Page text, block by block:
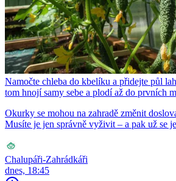
Namočte chleba do kbelíku a přidejte půl
tom hnojí samy sebe a plodí až do prvních
Okurky se mohou na zahradě změnit
Musíte je jen správně vyživit – a pak už se
Chalupáři-Zahrádkáři
dnes, 18:45